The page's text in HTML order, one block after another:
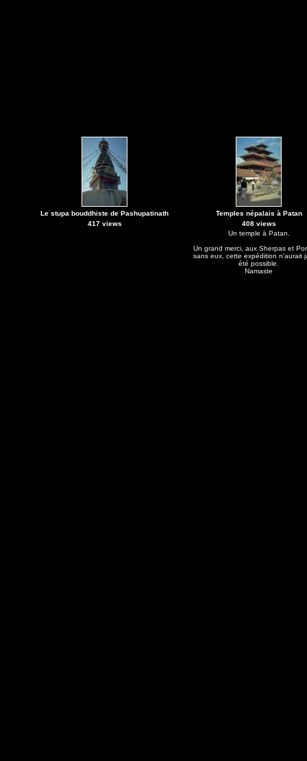
Le stupa bouddhiste de Pashupatinath
417 views
Temples népalais à Patan
408 views
Un temple à Patan.
Un grand merci, aux Sherpas et
sans eux, cette expédition n'aurait
été possible.
Namaste